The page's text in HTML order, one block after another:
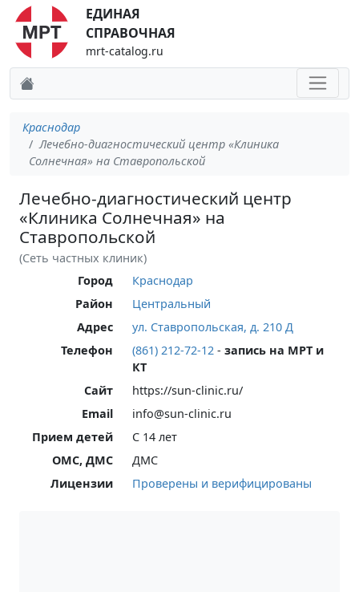
ЕДИНАЯ
СПРАВОЧНАЯ
mrt-catalog.ru
Краснодар
Лечебно-диагностический центр «Клиника
Солнечная» на Ставропольской
Лечебно-диагностический центр
«Клиника Солнечная» на
Ставропольской
(Сеть частных клиник)
Город
Краснодар
Район
Центральный
Адрес
ул. Ставропольская, д. 210 Д
Телефон
(861) 212-72-12 -запись на МРТ и
КТ
Сайт
https://sun-clinic.ru/
Email
info@sun-clinic.ru
Прием детей
С 14 лет
ОМС, ДМС
ДМС
Лицензии
Проверены и верифицированы